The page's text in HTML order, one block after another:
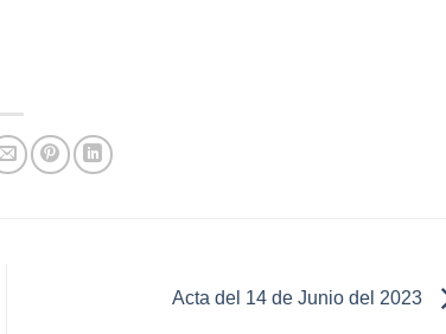
Acta del 14 de Junio del 2023